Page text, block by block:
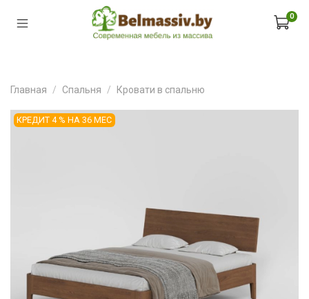
0
Главная Спальня Кровати в спальню
КРЕДИТ 4 % НА 36 МЕС